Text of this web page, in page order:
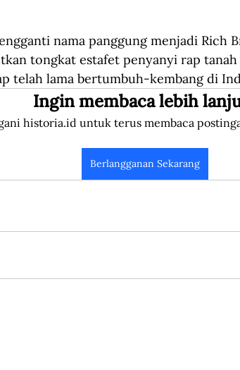
nama panggung menjadi Rich
tongkat estafet penyanyi rap
telah lama bertumbuh-kembang di
Ingin membaca lebih
historia.id untuk terus membaca
Berlangganan Sekarang